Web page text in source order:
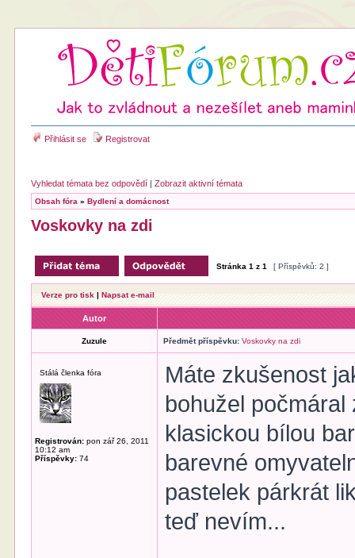
Přihlásit se Registrovat
Vyhledat témata bez odpovědí |Zobrazit aktivní témata
Obsah fóra »Bydlení a domácnost
Voskovky na zdi
Stránka1 z1 [ Příspěvků: 2 ]
Verze pro tisk |Napsat e-mail
Autor
Zuzule Předmět příspěvku: Voskovky na zdi
Stálá členka fóra
Registrován: pon zář 26, 2011
10:12 am
Příspěvky: 74
Máte zkušenost
bohužel
klasickou bílou
barevné
pastelek párkrát
teď nevím...